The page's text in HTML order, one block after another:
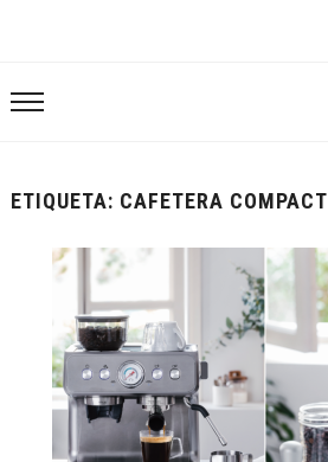
ETIQUETA: CAFETERA COMPACT